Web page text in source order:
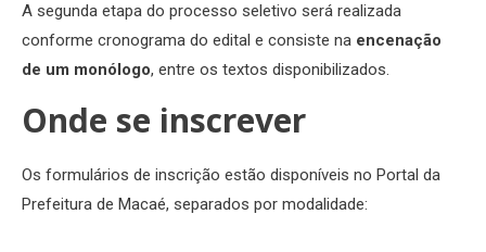
A segunda etapa do processo seletivo será realizada
conforme cronograma do edital e consiste na encenação
de um monólogo, entre os textos disponibilizados.
Onde se inscrever
Os formulários de inscrição estão disponíveis no Portal da
Prefeitura de Macaé, separados por modalidade: